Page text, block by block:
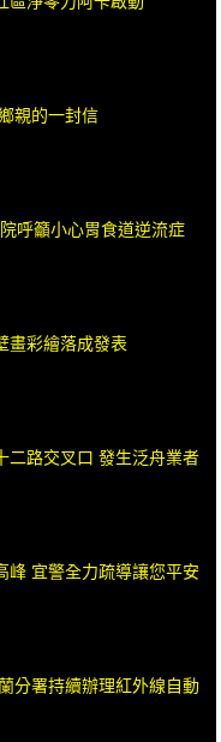
親的一封信
呼籲小心胃食道逆流症
畫彩繪落成發表
二路交叉口 發生泛舟業者
峰 宜警全力疏導讓您平安
分署持續辦理紅外線自動